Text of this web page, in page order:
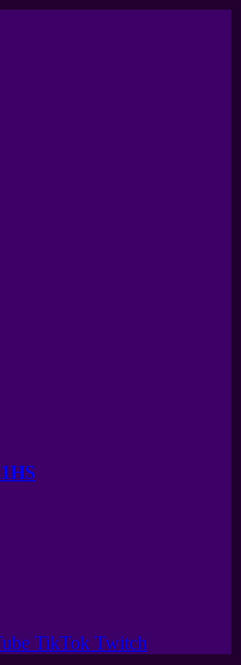
TikTok Twitch